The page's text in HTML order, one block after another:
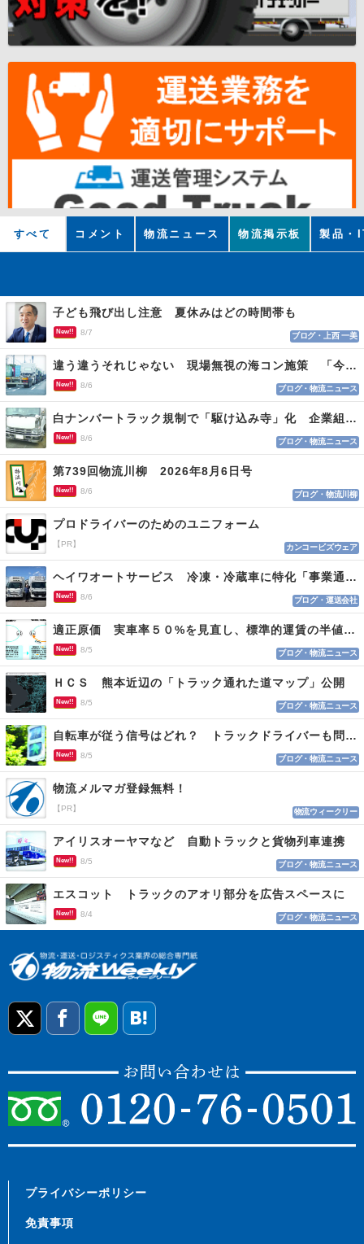
すべて コメント 物流ニュース 物流掲示板 製品・
子ども飛び出し注意 夏休みはどの時間帯も
New!! 8/7 ブログ・上西 一美
違う違うそれじゃない 現場無視の海コン施策 「今でも平均２～３時間は待つ」
New!! 8/6 ブログ・物流ニュース
白ナンバートラック規制で「駆け込み寺」化 企業組合が入会基準を見直しへ
New!! 8/6 ブログ・物流ニュース
第739回物流川柳 2026年8月6日号
New!! 8/6 ブログ・物流川柳
プロドライバーのためのユニフォーム
【PR】 カンコービズウェア
ヘイワオートサービス 冷凍・冷蔵車に特化「事業通じ貢献目指す」
New!! 8/6 ブログ・運送会社
適正原価 実車率５０%を見直し、標準的運賃の半値の恐れも
New!! 8/5 ブログ・物流ニュース
ＨＣＳ 熊本近辺の「トラック通れた道マップ」公開
New!! 8/5 ブログ・物流ニュース
自転車が従う信号はどれ？ トラックドライバーも問われる認識
New!! 8/5 ブログ・物流ニュース
物流メルマガ登録無料！
【PR】 物流ウィークリー
アイリスオーヤマなど 自動トラックと貨物列車連携
New!! 8/5 ブログ・物流ニュース
エスコット トラックのアオリ部分を広告スペースに
New!! 8/4 ブログ・物流ニュース
プライバシーポリシー
免責事項